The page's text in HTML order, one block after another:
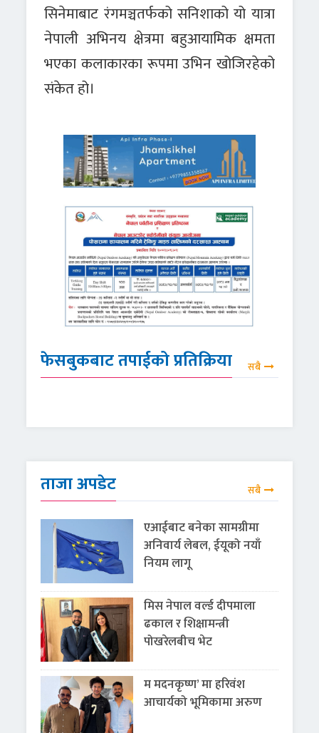
सिनेमाबाट रंगमञ्चतर्फको सनिशाको यो यात्रा
नेपाली अभिनय क्षेत्रमा बहुआयामिक क्षमता
भएका कलाकारका रूपमा उभिन खोजिरहेको
संकेत हो।
फेसबुकबाट तपाईको प्रतिक्रिया सबै
ताजा अपडेट सबै
एआईबाट बनेका सामग्रीमा
अनिवार्य लेबल, ईयूको नयाँ
नियम लागू
मिस नेपाल वर्ल्ड दीपमाला
ढकाल र शिक्षामन्त्री
पोखरेलबीच भेट
म मदनकृष्ण’ मा हरिवंश
आचार्यको भूमिकामा अरुण